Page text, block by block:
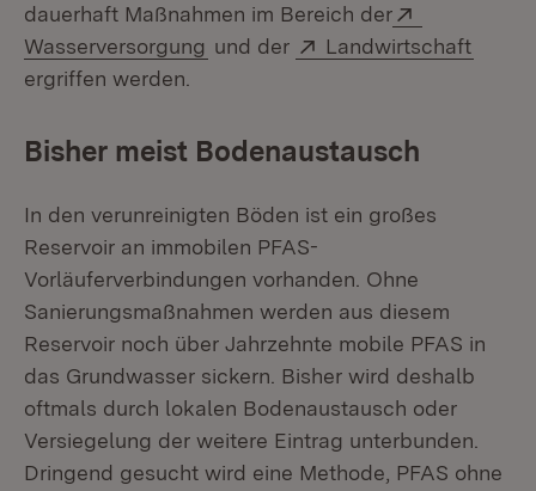
dauerhaft Maßnahmen im Bereich der
Wasserversorgung (Öffnet in neuem Fenster)
und der Extern:
Landwirtschaft
ergriffen werden.
Bisher meist Bodenaustausch
In den verunreinigten Böden ist ein großes
Reservoir an immobilen PFAS-
Vorläuferverbindungen vorhanden. Ohne
Sanierungsmaßnahmen werden aus diesem
Reservoir noch über Jahrzehnte mobile PFAS in
das Grundwasser sickern. Bisher wird deshalb
oftmals durch lokalen Bodenaustausch oder
Versiegelung der weitere Eintrag unterbunden.
Dringend gesucht wird eine Methode, PFAS ohne